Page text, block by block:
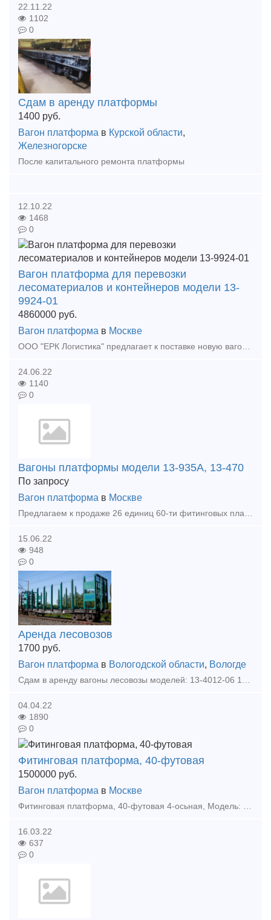
22.11.22
1102
0
Сдам в аренду платформы
1400 руб.
Вагон платформа в Курской области,
Железногорске
После капитального ремонта платформы
12.10.22
1468
0
Вагон платформа для перевозки
лесоматериалов и контейнеров модели 13-
9924-01
4860000 руб.
Вагон платформа в Москве
ООО "ЕРК Логистика" предлагает к поставке новую вагон-платформу, для перевозки лесоматериалов, контейнеров и труб большого диаметра. Модель: 13-9924-01 Грузоподъемность -68,5 т
24.06.22
1140
0
Вагоны платформы модели 13-935А, 13-470
По запросу
Вагон платформа в Москве
Предлагаем к продаже 26 единиц 60-ти фитинговых платформ модели 13-935А, 13-470, постройки 1993, 1979, 1980, 1981, 1993 года. Наша компания является собственником железнодорожного подвижного с
15.06.22
948
0
Аренда лесовозов
1700 руб.
Вагон платформа в Вологодской области, Вологде
Сдам в аренду вагоны лесовозы моделей: 13-4012-06 13-401-06 13-2114-06
04.04.22
1890
0
Фитинговая платформа, 40-футовая
1500000 руб.
Вагон платформа в Москве
Фитинговая платформа, 40-футовая 4-осьная, Модель: 13-9744-01 Грузоподъемность -72 т Масса тары вагона-22т Длина: по осям сцепления автосцепок-14620 мм по концевым балкам рам
16.03.22
637
0